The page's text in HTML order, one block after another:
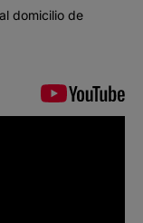
domicilio de